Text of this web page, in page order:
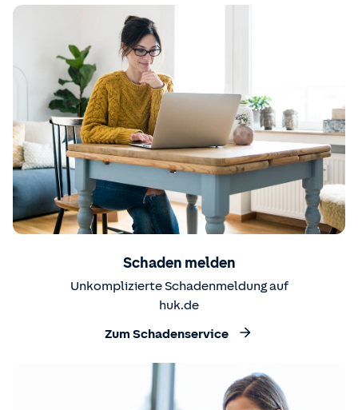
Schaden melden
Unkomplizierte Schadenmeldung auf
huk.de
Zum Schadenservice